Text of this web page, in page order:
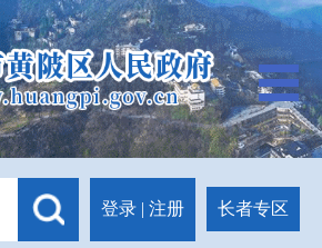
登录 | 注册 长者专区